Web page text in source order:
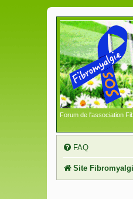
Forum de l'association
FAQ
Site